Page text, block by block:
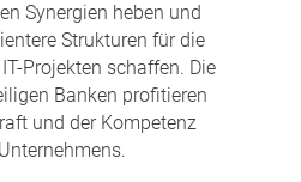
Synergien heben und
Strukturen für die
Projekten schaffen. Die
Banken profitieren
und der Kompetenz